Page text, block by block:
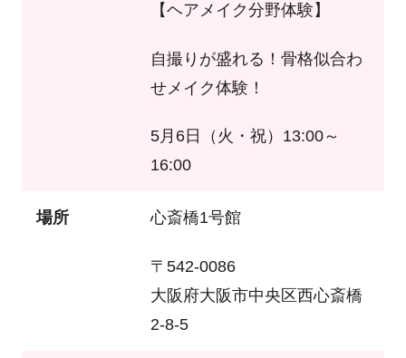
【ヘアメイク分野体験】
自撮りが盛れる！骨格似合わ
せメイク体験！
5月6日（火・祝）13:00～
16:00
場所 心斎橋1号館
〒542-0086
大阪府大阪市中央区西心斎橋
2-8-5